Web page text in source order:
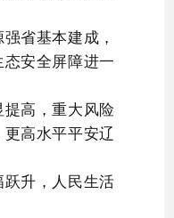
省基本建成，
安全屏障进一
高，重大风险
高水平平安辽
升，人民生活